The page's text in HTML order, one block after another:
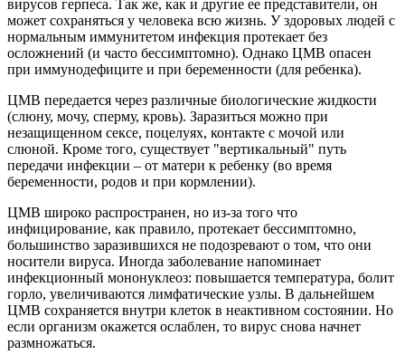
вирусов герпеса. Так же, как и другие ее представители, он
может сохраняться у человека всю жизнь. У здоровых людей с
нормальным иммунитетом инфекция протекает без
осложнений (и часто бессимптомно). Однако ЦМВ опасен
при иммунодефиците и при беременности (для ребенка).
ЦМВ передается через различные биологические жидкости
(слюну, мочу, сперму, кровь). Заразиться можно при
незащищенном сексе, поцелуях, контакте с мочой или
слюной. Кроме того, существует "вертикальный" путь
передачи инфекции – от матери к ребенку (во время
беременности, родов и при кормлении).
ЦМВ широко распространен, но из-за того что
инфицирование, как правило, протекает бессимптомно,
большинство заразившихся не подозревают о том, что они
носители вируса. Иногда заболевание напоминает
инфекционный мононуклеоз: повышается температура, болит
горло, увеличиваются лимфатические узлы. В дальнейшем
ЦМВ сохраняется внутри клеток в неактивном состоянии. Но
если организм окажется ослаблен, то вирус снова начнет
размножаться.